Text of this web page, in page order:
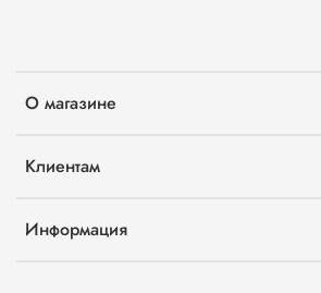
О магазине
Клиентам
Информация